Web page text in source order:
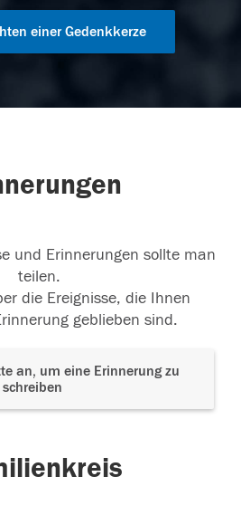
einer Gedenkkerze
und Erinnerungen sollte man
teilen.
die Ereignisse, die Ihnen
geblieben sind.
an, um eine Erinnerung zu
schreiben